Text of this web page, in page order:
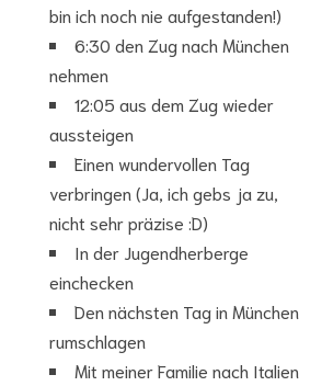
bin ich noch nie aufgestanden!)
6:30 den Zug nach München
nehmen
12:05 aus dem Zug wieder
aussteigen
Einen wundervollen Tag
verbringen (Ja, ich gebs ja zu,
nicht sehr präzise :D)
In der Jugendherberge
einchecken
Den nächsten Tag in München
rumschlagen
Mit meiner Familie nach Italien